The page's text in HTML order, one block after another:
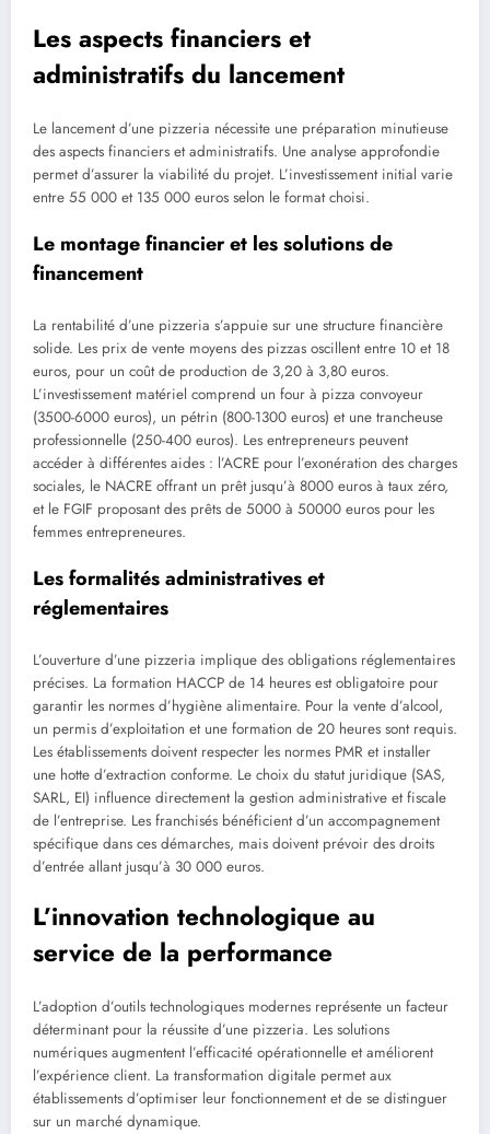
Les aspects financiers et
administratifs du lancement
Le lancement d’une pizzeria nécessite une préparation minutieuse
des aspects financiers et administratifs. Une analyse approfondie
permet d’assurer la viabilité du projet. L’investissement initial varie
entre 55 000 et 135 000 euros selon le format choisi.
Le montage financier et les solutions de
financement
La rentabilité d’une pizzeria s’appuie sur une structure financière
solide. Les prix de vente moyens des pizzas oscillent entre 10 et 18
euros, pour un coût de production de 3,20 à 3,80 euros.
L’investissement matériel comprend un four à pizza convoyeur
(3500-6000 euros), un pétrin (800-1300 euros) et une trancheuse
professionnelle (250-400 euros). Les entrepreneurs peuvent
accéder à différentes aides : l’ACRE pour l’exonération des charges
sociales, le NACRE offrant un prêt jusqu’à 8000 euros à taux zéro,
et le FGIF proposant des prêts de 5000 à 50000 euros pour les
femmes entrepreneures.
Les formalités administratives et
réglementaires
L’ouverture d’une pizzeria implique des obligations réglementaires
précises. La formation HACCP de 14 heures est obligatoire pour
garantir les normes d’hygiène alimentaire. Pour la vente d’alcool,
un permis d’exploitation et une formation de 20 heures sont requis.
Les établissements doivent respecter les normes PMR et installer
une hotte d’extraction conforme. Le choix du statut juridique (SAS,
SARL, EI) influence directement la gestion administrative et fiscale
de l’entreprise. Les franchisés bénéficient d’un accompagnement
spécifique dans ces démarches, mais doivent prévoir des droits
d’entrée allant jusqu’à 30 000 euros.
L’innovation technologique au
service de la performance
L’adoption d’outils technologiques modernes représente un facteur
déterminant pour la réussite d’une pizzeria. Les solutions
numériques augmentent l’efficacité opérationnelle et améliorent
l’expérience client. La transformation digitale permet aux
établissements d’optimiser leur fonctionnement et de se distinguer
sur un marché dynamique.